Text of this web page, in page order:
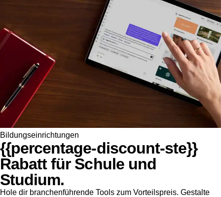
Bildungseinrichtungen
{{percentage-discount-ste}}
Rabatt für Schule und
Studium.
Hole dir branchenführende Tools zum Vorteilspreis. Gestalte